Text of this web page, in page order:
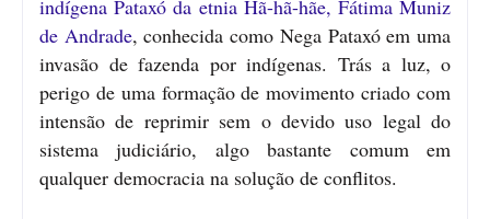
indígena Pataxó da etnia Hã-hã-hãe, Fátima Muniz
de Andrade, conhecida como Nega Pataxó em uma
invasão de fazenda por indígenas. Trás a luz, o
perigo de uma formação de movimento criado com
intensão de reprimir sem o devido uso legal do
sistema judiciário, algo bastante comum em
qualquer democracia na solução de conflitos.